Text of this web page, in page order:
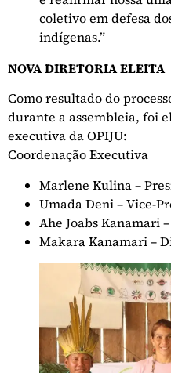
coletivo em defesa
indígenas.”
NOVA DIRETORIA ELEITA
Como resultado do
durante a assembleia, foi
executiva da OPIJU:
Coordenação Executiva
Marlene Kulina –
Umada Deni – Vice-
Ahe Joabs Kanamari
Makara Kanamari –